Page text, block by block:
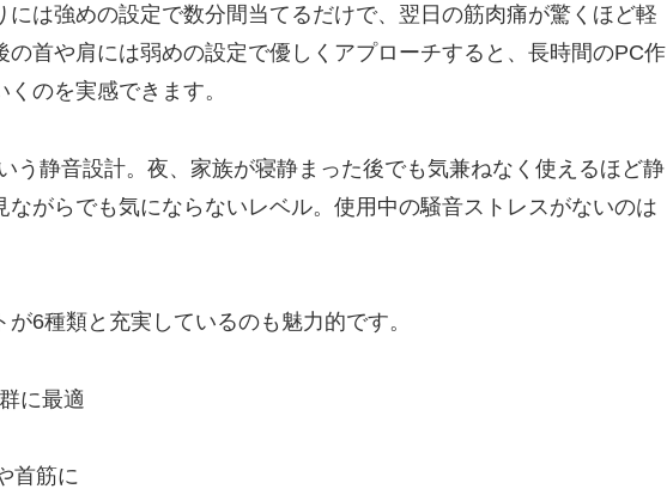
は強めの設定で数分間当てるだけで、翌日の筋肉痛が驚くほど軽
首や肩には弱めの設定で優しくアプローチすると、長時間のPC作
のを実感できます。
う静音設計。夜、家族が寝静まった後でも気兼ねなく使えるほど静
ながらでも気にならないレベル。使用中の騒音ストレスがないのは
6種類と充実しているのも魅力的です。
に最適
首筋に